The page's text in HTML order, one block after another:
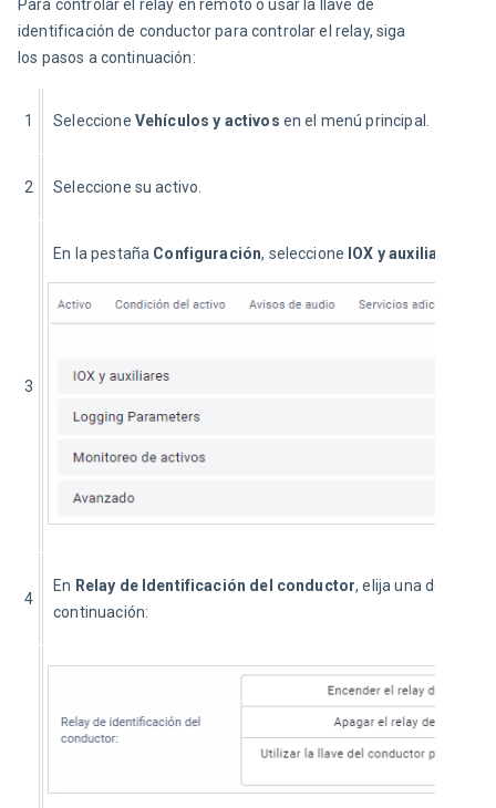
Para controlar el relay en remoto o usar la llave de
identificación de conductor para controlar el relay, siga
los pasos a continuación:
1 Seleccione Vehículos y activos en el menú principal.
2 Seleccione su activo.
3
En la pestaña Configuración, seleccione IOX y auxiliares
4
En Relay de Identificación del conductor, elija una de las
continuación: